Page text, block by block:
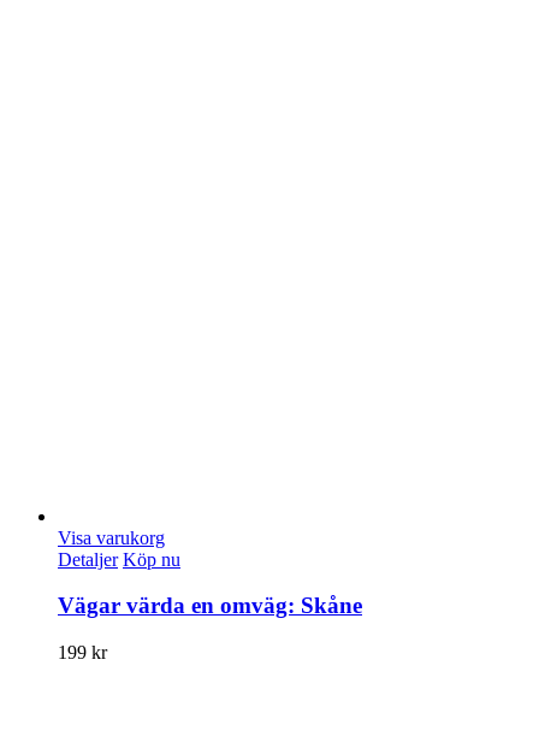
Visa varukorg
Detaljer Köp nu
Vägar värda en omväg: Skåne
199 kr